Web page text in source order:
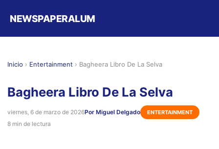
NEWSPAPERALUM
Inicio › Entertainment › Bagheera Libro De La Selva
Bagheera Libro De La Selva
viernes, 6 de marzo de 2026Por Miguel Delgado ENTERTAINMENT
8 min de lectura